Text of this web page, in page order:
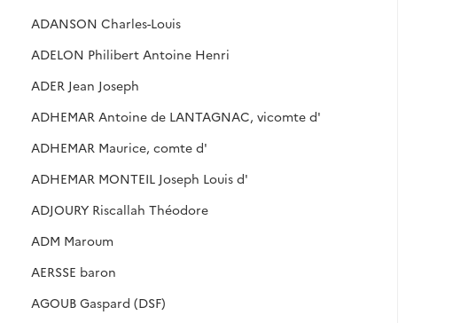
ADANSON Charles-Louis
ADELON Philibert Antoine Henri
ADER Jean Joseph
ADHEMAR Antoine de LANTAGNAC, vicomte d'
ADHEMAR Maurice, comte d'
ADHEMAR MONTEIL Joseph Louis d'
ADJOURY Riscallah Théodore
ADM Maroum
AERSSE baron
AGOUB Gaspard (DSF)